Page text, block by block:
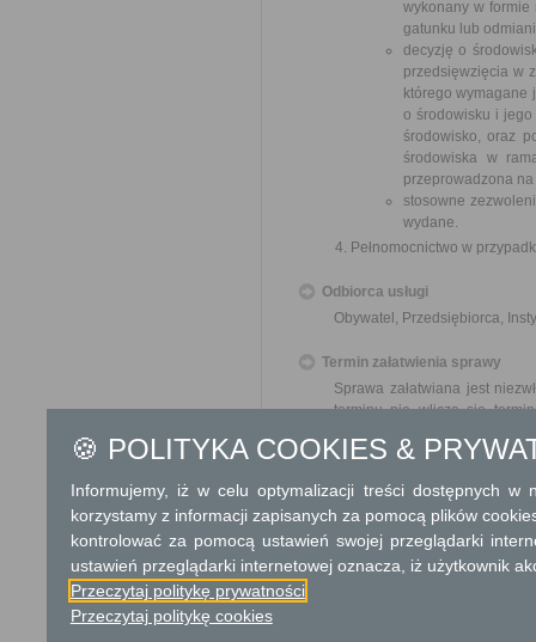
wykonany w formie
gatunku lub
decyzję o
przedsięwzięcia w
którego wymagane
o środowisku i jego
środowisko, oraz
środowiska w
przeprowadzona
stosowne
wydane.
Pełnomocnictwo w
Odbiorca usługi
Obywatel, Przedsiębiorca,
Termin załatwienia sprawy
Sprawa załatwiana jest
terminu nie wlicza się
organu). W przypadku spraw
Informacja
Dodatkowe
🍪 POLITYKA COOKIES &
Informujemy, iż w celu optymalizacji treści dostępnych w
korzystamy z informacji zapisanych za pomocą plików
kontrolować za pomocą ustawień swojej przeglądarki
ustawień przeglądarki internetowej oznacza, iż użytkownik
Przeczytaj politykę prywatności
Przeczytaj politykę cookies